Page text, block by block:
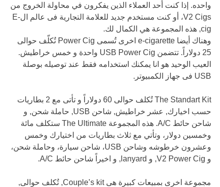
واحده. إذا كنت أحد العملاء الذين يفكرون في محاولة الخروج من
V2 Cigs، أو كنت مستخدم جديد للعلامة التجارية فى عالم الE-
cig, هذه المجموعة هي الكمال لك.
وهناك أيضا e-cigarette اخرى تُسمى Power Cig تُكلّف حوالى
25 دولاراً. تتضمن USB Power Cig واحدة و خمس خراطيش.
العيب الوحيد هو انا يمكنك استخدامه فقط عند توصيله بوصلة
USB فى جهاز الكمبيوتر.
The Standart Kit تُكلف حوالى 60 دولاراً و تأتى مع 2 بطاريات
حسب اخيارك, عشر خراطيش, شاحن USB, حاملة شحن, و
شاحن حائط A/C. هذه المجموعة The Ultimate ستكلف مائة
وخمسين دولار، وتأتي مع ثلاث بطاريات من اختيارك وخمس
وعشرون خرطوشه وشاحن USB، شاحن سيارة، وحاملة شحن،
و V2 Power Cig, و lanyard, و اخيراً شاحن حائط A/C.
مجموعة اخرى بمبيعات كبيرة هى Couple’s kit, تُكلف حوالى,